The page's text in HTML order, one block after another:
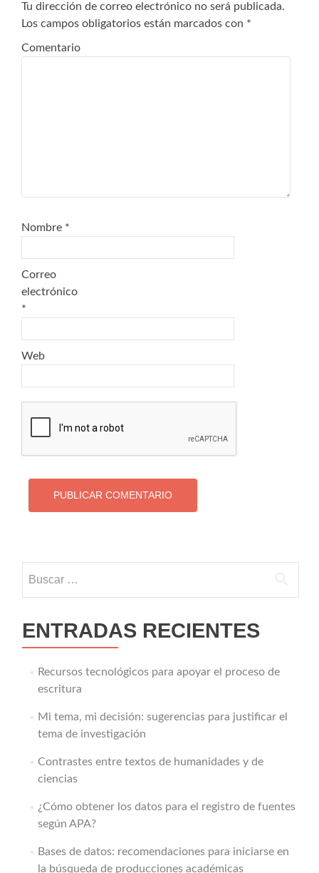
Tu dirección de correo electrónico no será publicada.
Los campos obligatorios están marcados con *
Comentario
Nombre *
Correo
electrónico
*
Web
ENTRADAS RECIENTES
Recursos tecnológicos para apoyar el proceso de
escritura
Mi tema, mi decisión: sugerencias para justificar el
tema de investigación
Contrastes entre textos de humanidades y de
ciencias
¿Cómo obtener los datos para el registro de fuentes
según APA?
Bases de datos: recomendaciones para iniciarse en
la búsqueda de producciones académicas